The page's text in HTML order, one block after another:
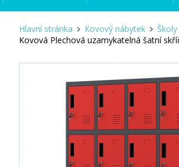
Hlavní stránka Kovový nábytek
Kovová Plechová uzamykatelná šatní